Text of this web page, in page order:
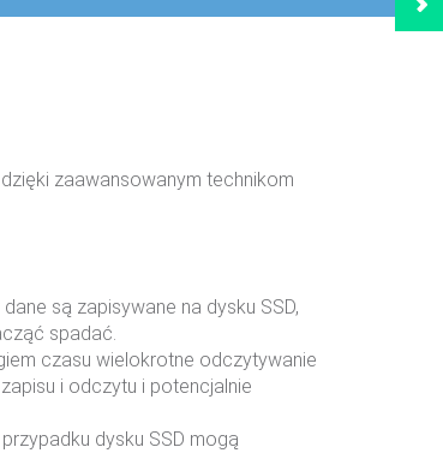
zaawansowanym technikom
są zapisywane na dysku SSD,
spadać.
czasu wielokrotne odczytywanie
i odczytu i potencjalnie
dysku SSD mogą